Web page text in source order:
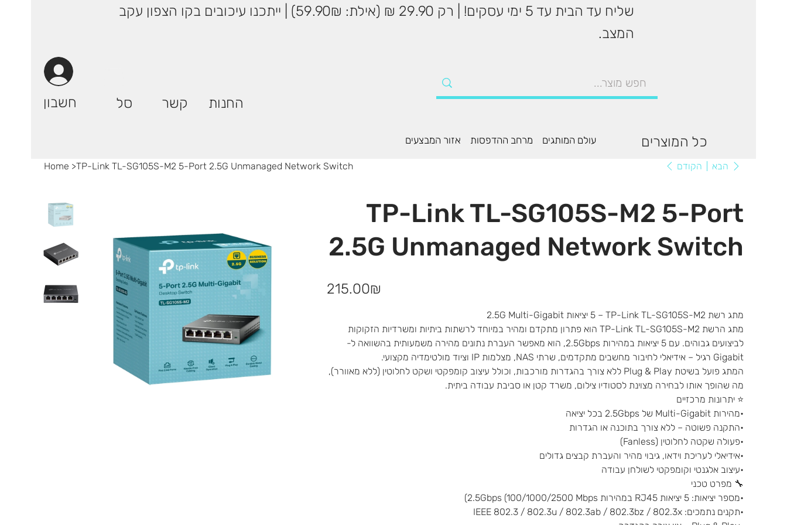
שליח עד הבית עד 5 ימי עסקים! | רק 29.90 ₪ (אילת: 59.90₪) | ייתכנו עיכובים בקו הצפון עקב
המצב.
חשבון סל קשר החנות
עולם המותגים מרחב ההדפסות אזור המבצעים כל המוצרים
Home >TP-Link TL-SG105S-M2 5-Port 2.5G Unmanaged Network Switch הקודם הבא
TP-Link TL-SG105S-M2 5-Port
2.5G Unmanaged Network Switch
‏215.00 ‏₪
מתג רשת TP-Link TL-SG105S-M2 – ‏5 יציאות 2.5G Multi-Gigabit
מתג הרשת TP-Link TL-SG105S-M2 הוא פתרון מתקדם ומהיר במיוחד לרשתות ביתיות ומשרדיות הזקוקות
לביצועים גבוהים. עם 5 יציאות במהירות 2.5Gbps, הוא מאפשר העברת נתונים מהירה משמעותית בהשוואה ל-
Gigabit רגיל – אידיאלי לחיבור מחשבים מתקדמים, שרתי NAS, מצלמות IP וציוד מולטימדיה מקצועי.
המתג פועל בשיטת Plug & Play ללא צורך בהגדרות מורכבות, וכולל עיצוב קומפקטי ושקט לחלוטין (ללא מאוורר),
מה שהופך אותו לבחירה מצוינת לסטודיו צילום, משרד קטן או סביבת עבודה ביתית.
⭐ יתרונות מרכזיים
•מהירות Multi-Gigabit של ‎2.5Gbps‎ בכל יציאה
•התקנה פשוטה – ללא צורך בתוכנה או הגדרות
•פעולה שקטה לחלוטין (Fanless)
•אידיאלי לעריכת וידאו, גיבוי מהיר והעברת קבצים גדולים
•עיצוב אלגנטי וקומפקטי לשולחן עבודה
🔧 מפרט טכני
•מספר יציאות: 5 יציאות RJ45 במהירות 2.5Gbps (100/1000/2500 Mbps)
•תקנים נתמכים: IEEE 802.3 / 802.3u / 802.3ab / 802.3bz / 802.3x